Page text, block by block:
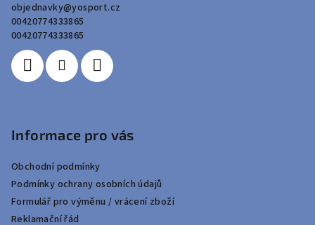
objednavky@yosport.cz
00420774333865
00420774333865
Informace pro vás
Obchodní podmínky
Podmínky ochrany osobních údajů
Formulář pro výměnu / vrácení zboží
Reklamační řád